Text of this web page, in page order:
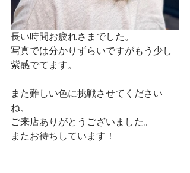
長い時間お疲れさまでした。
写真では分かりずらいですがもう少し
紫感でてます。
また難しい色に挑戦させてください
ね、
ご来店ありがとうございました。
またお待ちしています！